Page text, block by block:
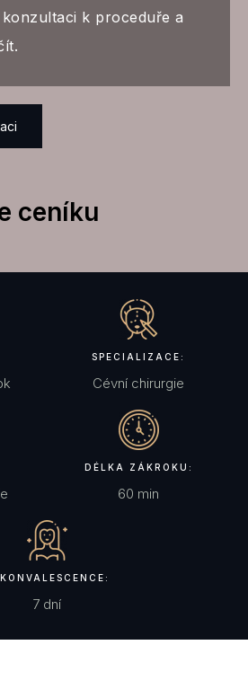
k proceduře a
ceníku
SPECIALIZACE:
Cévní chirurgie
DÉLKA ZÁKROKU:
60 min
7 dní